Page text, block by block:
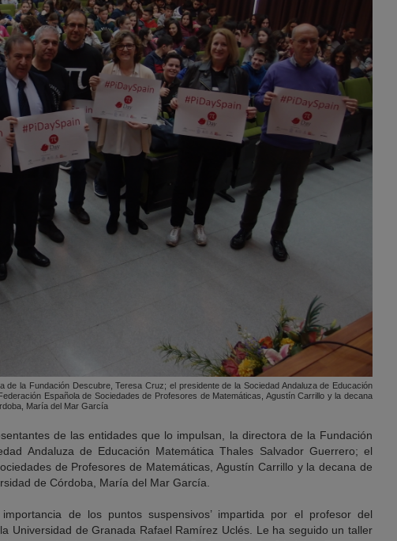
de la Fundación Descubre, Teresa Cruz; el presidente de la Sociedad Andaluza de Educación
Española de Sociedades de Profesores de Matemáticas, Agustín Carrillo y la decana
María del Mar García
de las entidades que lo impulsan, la directora de la Fundación
Andaluza de Educación Matemática Thales Salvador Guerrero; el
de Profesores de Matemáticas, Agustín Carrillo y la decana de
de Córdoba, María del Mar García.
de los puntos suspensivos’ impartida por el profesor del
Universidad de Granada Rafael Ramírez Uclés. Le ha seguido un taller